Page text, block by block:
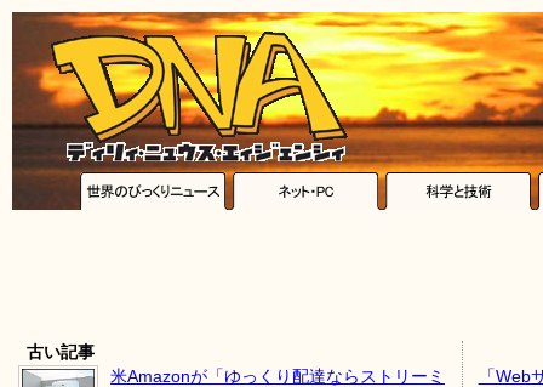
古い記事
米Amazonが「ゆっくり配達ならストリーミ
「Web